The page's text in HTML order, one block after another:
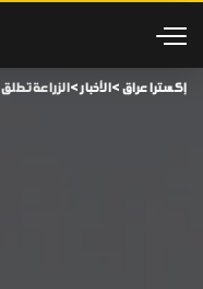
إكسترا عراق >الأخبار>الزراعة تطلق